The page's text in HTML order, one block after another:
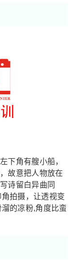
下角有艘小船，
故意把人物放在
诗留白异曲同
拍摄，让透视变
的凉粉,角度比蛮